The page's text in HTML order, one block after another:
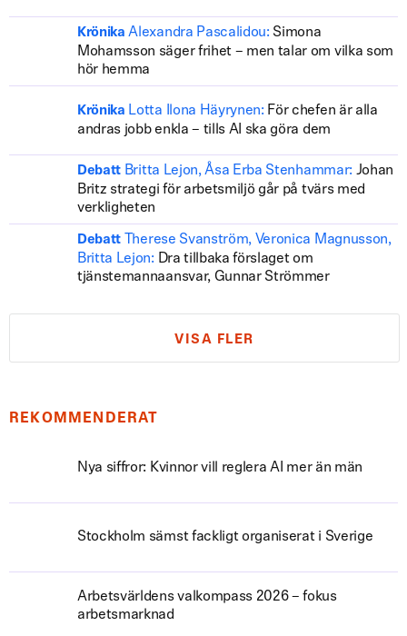
Krönika Alexandra Pascalidou: Simona
Mohamsson säger frihet – men talar om vilka som
hör hemma
Krönika Lotta Ilona Häyrynen: För chefen är alla
andras jobb enkla – tills AI ska göra dem
Debatt Britta Lejon, Åsa Erba Stenhammar: Johan
Britz strategi för arbetsmiljö går på tvärs med
verkligheten
Debatt
Therese Svanström, Veronica Magnusson,
Britta Lejon: Dra tillbaka förslaget om
tjänstemannaansvar, Gunnar Strömmer
VISA FLER
REKOMMENDERAT
Nya siffror: Kvinnor vill reglera AI mer än män
Stockholm sämst fackligt organiserat i Sverige
Arbetsvärldens valkompass 2026 – fokus
arbetsmarknad